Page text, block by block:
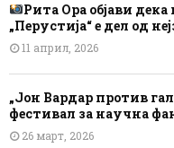
Рита Ора објави
„Перустија“ е дел од
11 април, 2026
„Јон Вардар против
фестивал за научна
26 март, 2026